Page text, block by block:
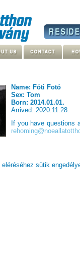
Name: Fóti Fotó
Sex: Tom
Born: 2014.01.01.
Arrived: 2020.11.28.
If you have questions
sütik